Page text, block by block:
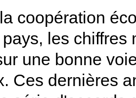
coopération
les chiffres
une bonne
Ces dernières